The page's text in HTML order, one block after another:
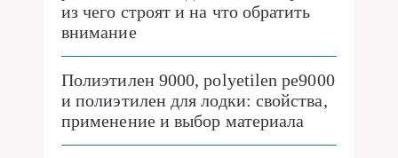
из чего строят и на что обратить
внимание
Полиэтилен 9000, polyetilen pe9000
и полиэтилен для лодки: свойства,
применение и выбор материала